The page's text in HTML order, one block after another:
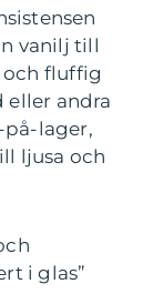
vanilj till
och fluffig
eller andra
på-lager,
ljusa och
i glas”